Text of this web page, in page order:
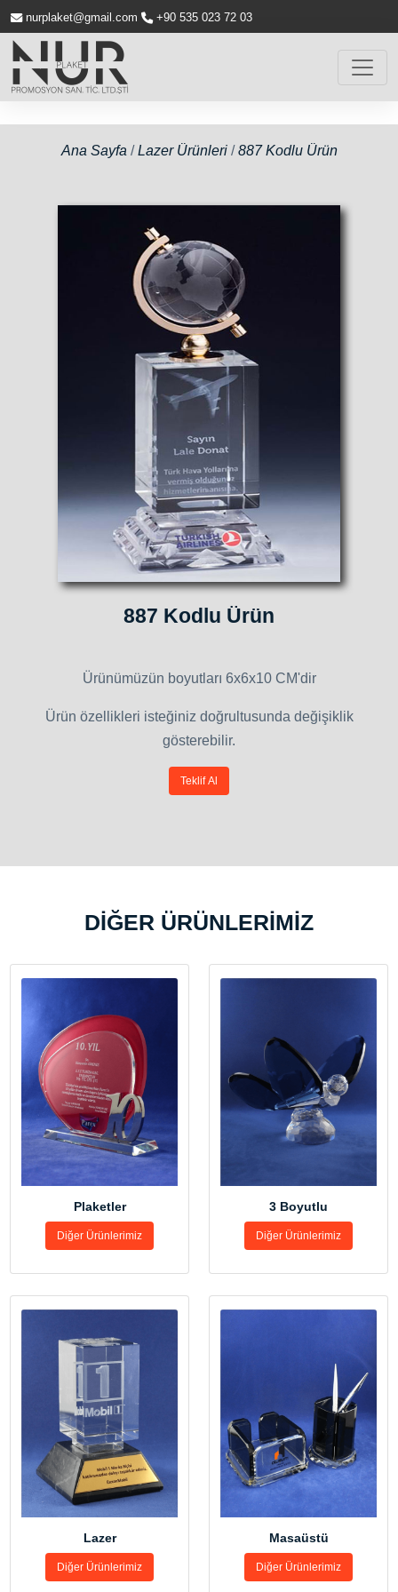
nurplaket@gmail.com +90 535 023 72 03
Ana Sayfa /Lazer Ürünleri /887 Kodlu Ürün
887 Kodlu Ürün
Ürünümüzün boyutları 6x6x10 CM'dir
Ürün özellikleri isteğiniz doğrultusunda değişiklik
gösterebilir.
Teklif Al
DİĞER ÜRÜNLERİMİZ
Plaketler
Diğer Ürünlerimiz
3 Boyutlu
Diğer Ürünlerimiz
Lazer
Diğer Ürünlerimiz
Masaüstü
Diğer Ürünlerimiz